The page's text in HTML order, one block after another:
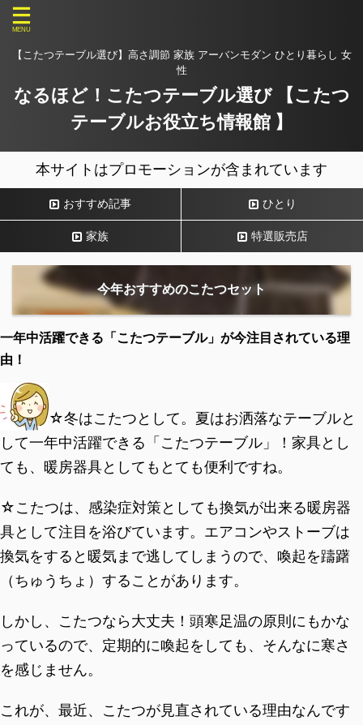
【こたつテーブル選び】高さ調節 家族 アーバンモダン ひとり暮らし 女
性
なるほど！こたつテーブル選び 【こたつ
テーブルお役立ち情報館 】
本サイトはプロモーションが含まれています
おすすめ記事 ひとり
家族 特選販売店
今年おすすめのこたつセット
一年中活躍できる「こたつテーブル」が今注目されている理
由！
☆冬はこたつとして。夏はお洒落なテーブルと
して一年中活躍できる「こたつテーブル」！家具とし
ても、暖房器具としてもとても便利ですね。
☆こたつは、感染症対策としても換気が出来る暖房器
具として注目を浴びています。エアコンやストーブは
換気をすると暖気まで逃してしまうので、喚起を躊躇
（ちゅうちょ）することがあります。
しかし、こたつなら大丈夫！頭寒足温の原則にもかな
っているので、定期的に喚起をしても、そんなに寒さ
を感じません。
これが、最近、こたつが見直されている理由なんです